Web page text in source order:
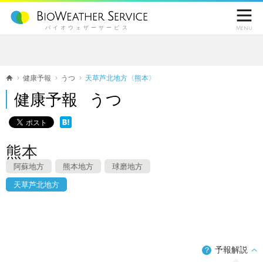
バイオウェザーサービス

Menu
健康予報 うつ 天草芦北地方〈熊本〉
健康予報 うつ
熊本
阿蘇地方 熊本地方 球磨地方
天草芦北地方
？ 予報解説